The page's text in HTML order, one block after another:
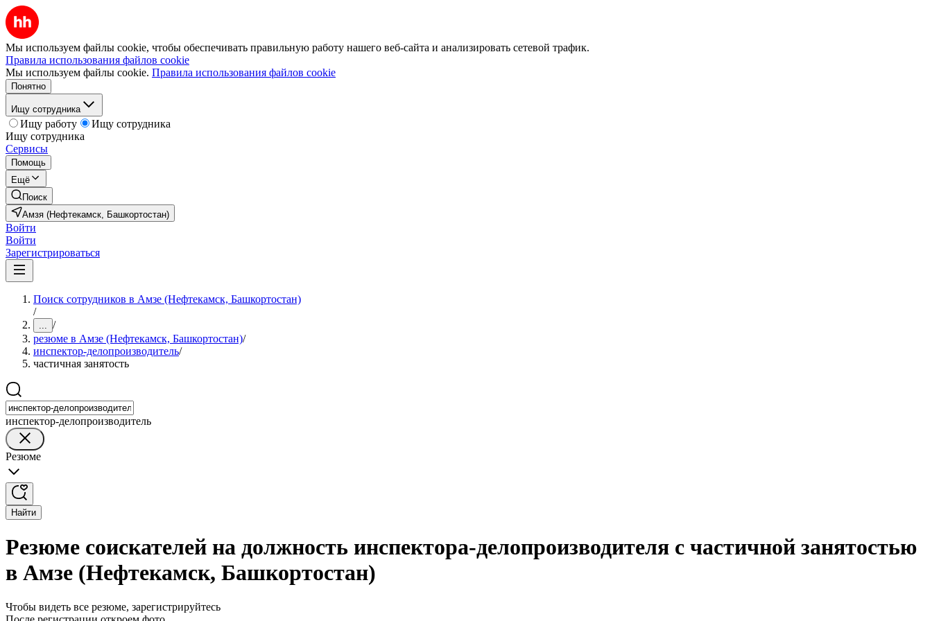
Мы используем файлы cookie, чтобы обеспечивать правильную работу нашего веб-сайта и анализировать сетевой трафик.
Правила использования файлов cookie
Мы используем файлы cookie. Правила использования файлов cookie
Понятно
Ищу сотрудника
Ищу работу
Ищу сотрудника
Ищу сотрудника
Сервисы
Помощь
Ещё
Поиск
Амзя (Нефтекамск, Башкортостан)
Войти
Войти
Зарегистрироваться
Поиск сотрудников в Амзе (Нефтекамск, Башкортостан)
/
... /
резюме в Амзе (Нефтекамск, Башкортостан)/
инспектор-делопроизводитель/
частичная занятость
инспектор-делопроизводитель
Резюме
Найти
Резюме соискателей на должность инспектора-делопроизводителя с частичной занятостью
в Амзе (Нефтекамск, Башкортостан)
Чтобы видеть все резюме, зарегистрируйтесь